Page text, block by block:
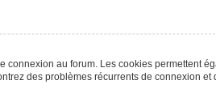
au forum. Les cookies permettent
des problèmes récurrents de connexion